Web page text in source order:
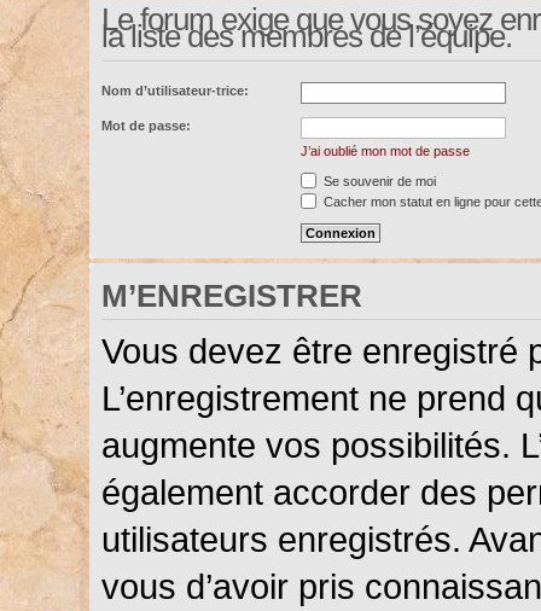
Le forum exige que vous soyez
la liste des membres de l’équipe.
Nom d’utilisateur-trice:
Mot de passe:
J’ai oublié mon mot de passe
Se souvenir de moi
Cacher mon statut en ligne pour
M’ENREGISTRER
Vous devez être enregistré
L’enregistrement ne prend
augmente vos possibilités.
également accorder des
utilisateurs enregistrés.
vous d’avoir pris